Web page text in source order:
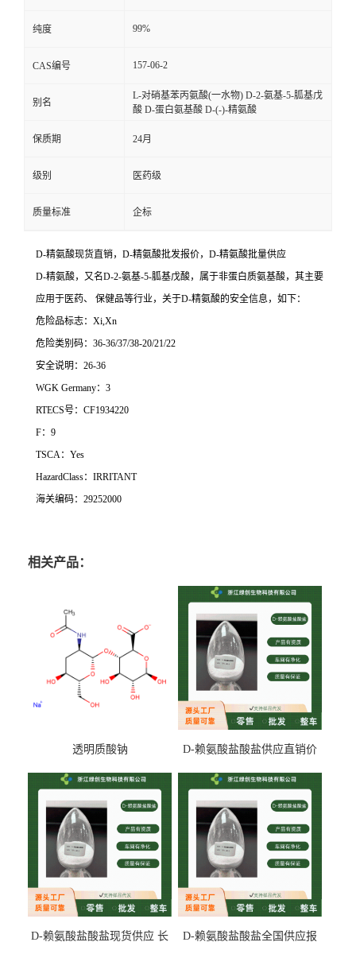
纯度 99%
CAS编号 157-06-2
别名
L-对硝基苯丙氨酸(一水物) D-2-氨基-5-胍基戊
酸 D-蛋白氨基酸 D-(-)-精氨酸
保质期 24月
级别 医药级
质量标准 企标
D-精氨酸现货直销， D-精氨酸批发报价， D-精氨酸批量供应
D-精氨酸，又名D-2-氨基-5-胍基戊酸，属于非蛋白质氨基酸，其主要
应用于医药、 保健品等行业，关于D-精氨酸的安全信息，如下：
危险品标志：Xi,Xn
危险类别码：36-36/37/38-20/21/22
安全说明：26-36
WGK Germany：3
RTECS号：CF1934220
F：9
TSCA：Yes
HazardClass：IRRITANT
海关编码：29252000
相关产品：
透明质酸钠
D-赖氨酸盐酸盐供应直销价
D-赖氨酸盐酸盐现货供应 长
D-赖氨酸盐酸盐全国供应报